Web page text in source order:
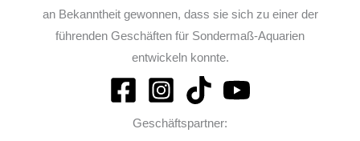
an Bekanntheit gewonnen, dass sie sich zu einer der
führenden Geschäften für Sondermaß-Aquarien
entwickeln konnte.
Geschäftspartner: